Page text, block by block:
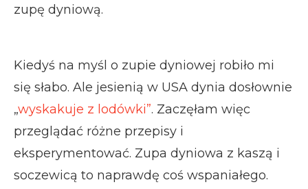
zupę dyniową.
Kiedyś na myśl o zupie dyniowej robiło mi
się słabo. Ale jesienią w USA dynia dosłownie
„wyskakuje z lodówki”. Zaczęłam więc
przeglądać różne przepisy i
eksperymentować. Zupa dyniowa z kaszą i
soczewicą to naprawdę coś wspaniałego.